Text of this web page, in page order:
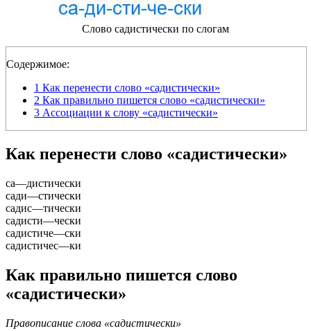
Слово садистически по слогам
Содержимое:
1 Как перенести слово «садистически»
2 Как правильно пишется слово «садистически»
3 Ассоциации к слову «садистически»
Как перенести слово «садистически»
са—дистически
сади—стически
садис—тически
садисти—чески
садистиче—ски
садистичес—ки
Как правильно пишется слово
«садистически»
Правописание слова «садистически»